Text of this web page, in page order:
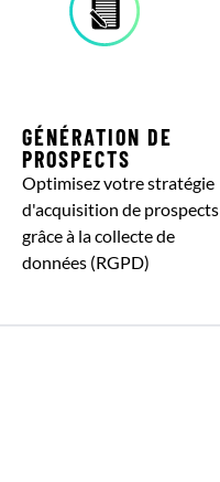
GÉNÉRATION DE
PROSPECTS
Optimisez votre stratégie
d'acquisition de prospects
grâce à la collecte de
données (RGPD)